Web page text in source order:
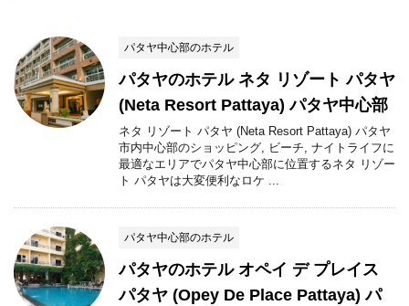
パタヤ中心部のホテル
パタヤのホテル ネタ リゾート パタヤ
(Neta Resort Pattaya) パタヤ中心部
ネタ リゾート パタヤ (Neta Resort Pattaya) パタヤ
市内中心部のショッピング, ビーチ, ナイトライフに
最適なエリアでパタヤ中心部に位置するネタ リゾー
ト パタヤは大変便利なロケ ...
パタヤ中心部のホテル
パタヤのホテル オペイ デ プレイス
パタヤ (Opey De Place Pattaya) パ